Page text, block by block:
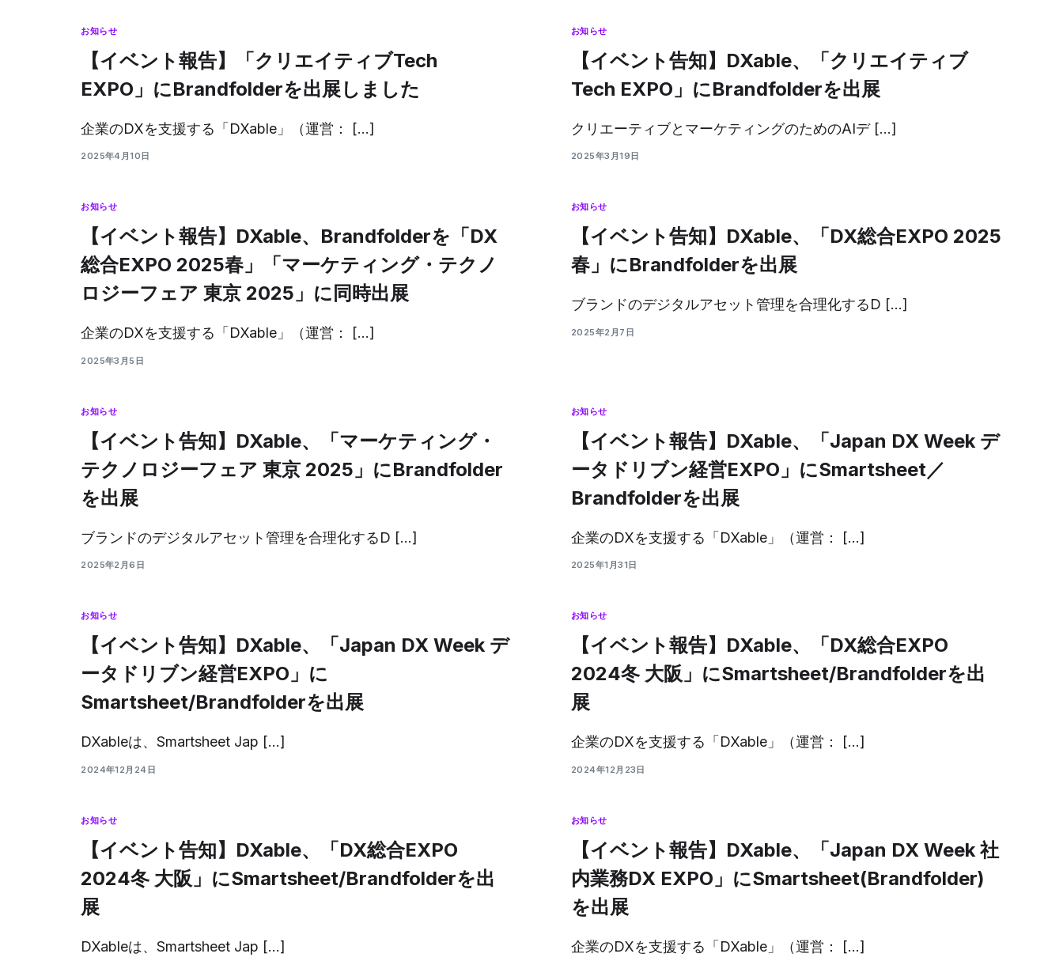
お知らせ
【イベント報告】「クリエイティブTech
EXPO」にBrandfolderを出展しました
企業のDXを支援する「DXable」（運営： […]
2025年4月10日
お知らせ
【イベント告知】DXable、「クリエイティブ
Tech EXPO」にBrandfolderを出展
クリエーティブとマーケティングのためのAIデ […]
2025年3月19日
お知らせ
【イベント報告】DXable、Brandfolderを「DX
総合EXPO 2025春」「マーケティング・テクノ
ロジーフェア 東京 2025」に同時出展
企業のDXを支援する「DXable」（運営： […]
2025年3月5日
お知らせ
【イベント告知】DXable、「DX総合EXPO 2025
春」にBrandfolderを出展
ブランドのデジタルアセット管理を合理化するD […]
2025年2月7日
お知らせ
【イベント告知】DXable、「マーケティング・
テクノロジーフェア 東京 2025」にBrandfolder
を出展
ブランドのデジタルアセット管理を合理化するD […]
2025年2月6日
お知らせ
【イベント報告】DXable、「Japan DX Week デ
ータドリブン経営EXPO」にSmartsheet／
Brandfolderを出展
企業のDXを支援する「DXable」（運営： […]
2025年1月31日
お知らせ
【イベント告知】DXable、「Japan DX Week デ
ータドリブン経営EXPO」に
Smartsheet/Brandfolderを出展
DXableは、Smartsheet Jap […]
2024年12月24日
お知らせ
【イベント報告】DXable、「DX総合EXPO
2024冬 大阪」にSmartsheet/Brandfolderを出
展
企業のDXを支援する「DXable」（運営： […]
2024年12月23日
お知らせ
【イベント告知】DXable、「DX総合EXPO
2024冬 大阪」にSmartsheet/Brandfolderを出
展
DXableは、Smartsheet Jap […]
お知らせ
【イベント報告】DXable、「Japan DX Week 社
内業務DX EXPO」にSmartsheet(Brandfolder)
を出展
企業のDXを支援する「DXable」（運営： […]